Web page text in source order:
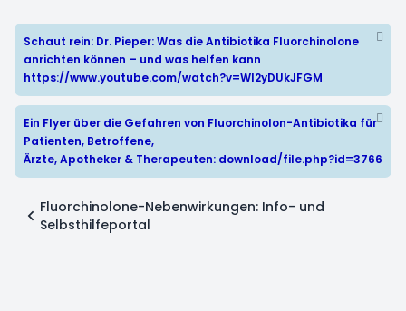
Schaut rein: Dr. Pieper: Was die Antibiotika Fluorchinolone
anrichten können – und was helfen kann
https://www.youtube.com/watch?v=WI2yDUkJFGM
Ein Flyer über die Gefahren von Fluorchinolon-Antibiotika für
Patienten, Betroffene,
Ärzte, Apotheker & Therapeuten: download/file.php?id=3766
Fluorchinolone-Nebenwirkungen: Info- und
Selbsthilfeportal